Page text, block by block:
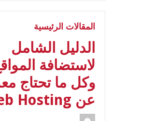
المقالات الرئيسية
الدليل الشامل
لاستضافة
وكل ما تحتاج
عن Web Hosting